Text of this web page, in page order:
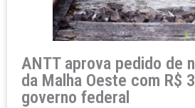
ANTT aprova pedido de
da Malha Oeste com R$
governo federal